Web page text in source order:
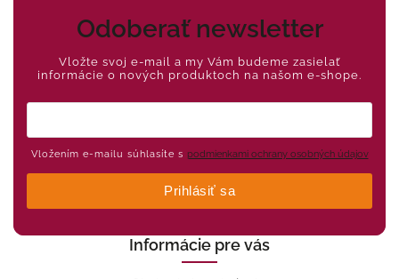
Odoberať newsletter
Vložte svoj e-mail a my Vám budeme zasielať
informácie o nových produktoch na našom e-shope.
Vložením e-mailu súhlasíte s podmienkami ochrany osobných údajov
Prihlásiť sa
Informácie pre vás